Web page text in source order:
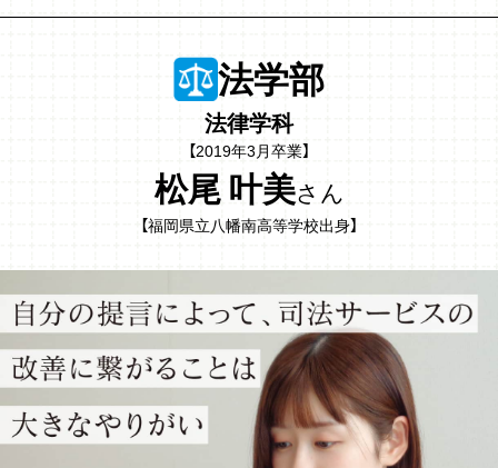
法学部
法律学科
【2019年3月卒業】
松尾 叶美さん
【福岡県立八幡南高等学校出身】